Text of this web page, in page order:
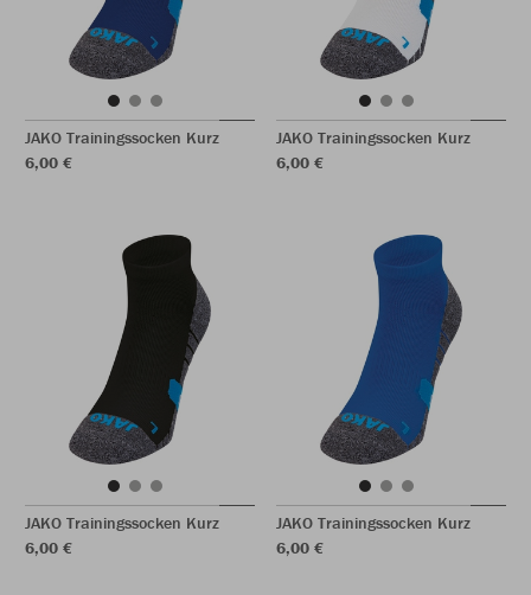
JAKO Trainingssocken Kurz
6,00 €
JAKO Trainingssocken Kurz
6,00 €
JAKO Trainingssocken Kurz
6,00 €
JAKO Trainingssocken Kurz
6,00 €